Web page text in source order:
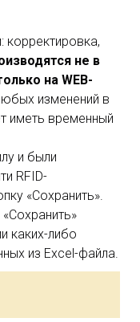
не в
на WEB-
изменений в
иметь временный
и были
RFID-
«Сохранить».
каких-либо
из Excel-файла.